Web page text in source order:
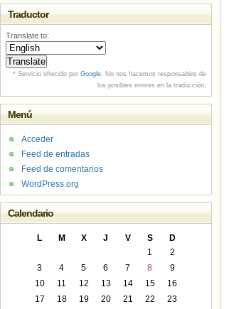
Traductor
Translate to:
* Servicio ofrecido por Google. No nos hacemos responsables de
los posibles errores en la traducción.
Menú
Acceder
Feed de entradas
Feed de comentarios
WordPress.org
Calendario
L M X J V S
D
1
2
3
4 5 6 7 8
9
10
11 12 13 14 15
16
17
18 19 20 21 22
23